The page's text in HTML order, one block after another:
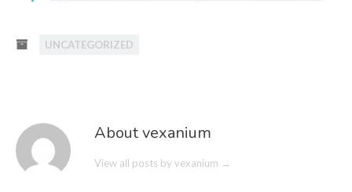
UNCATEGORIZED
About vexanium
View all posts by vexanium →